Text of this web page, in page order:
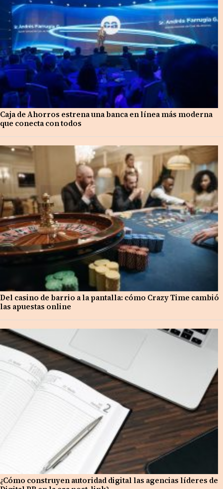
Caja de Ahorros estrena una banca en línea más moderna
que conecta con todos
Del casino de barrio a la pantalla: cómo Crazy Time cambió
las apuestas online
¿Cómo construyen autoridad digital las agencias líderes de